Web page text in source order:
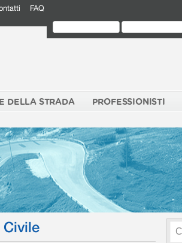
FAQ
DELLA STRADA PROFESSIONISTI